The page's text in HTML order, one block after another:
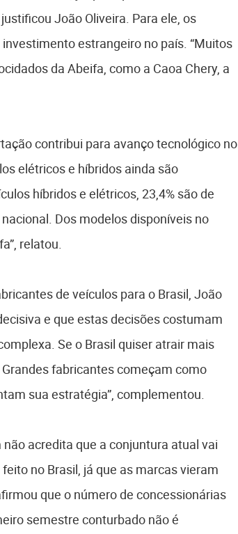
João Oliveira. Para ele, os
estrangeiro no país. “Muitos
da Abeifa, como a Caoa Chery, a
contribui para avanço tecnológico no
elétricos e híbridos ainda são
híbridos e elétricos, 23,4% são de
Dos modelos disponíveis no
relatou.
de veículos para o Brasil, João
e que estas decisões costumam
Se o Brasil quiser atrair mais
fabricantes começam como
sua estratégia”, complementou.
acredita que a conjuntura atual vai
no Brasil, já que as marcas vieram
que o número de concessionárias
semestre conturbado não é